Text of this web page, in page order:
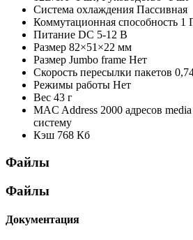
Система охлаждения Пассивная
Коммутационная способность 1
Питание DC 5-12 В
Размер 82×51×22 мм
Размер Jumbo frame Нет
Скорость пересылки пакетов
Режимы работы Нет
Вес 43 г
MAC Address 2000 адресов
систему
Кэш 768 Кб
Файлы
Файлы
Документация